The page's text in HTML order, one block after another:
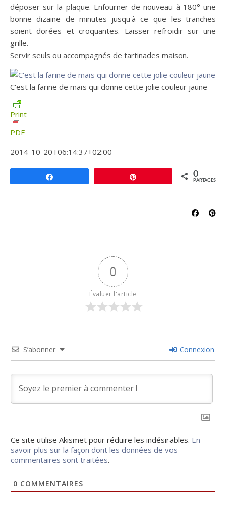
déposer sur la plaque. Enfourner de nouveau à 180° une
bonne dizaine de minutes jusqu'à ce que les tranches
soient dorées et croquantes. Laisser refroidir sur une
grille.
Servir seuls ou accompagnés de tartinades maison.
C'est la farine de maïs qui donne cette jolie couleur jaune
Print
PDF
2014-10-20T06:14:37+02:00
0
PARTAGES
0
Évaluer l'article
S’abonner Connexion
Ce site utilise Akismet pour réduire les indésirables. En
savoir plus sur la façon dont les données de vos
commentaires sont traitées.
0 COMMENTAIRES